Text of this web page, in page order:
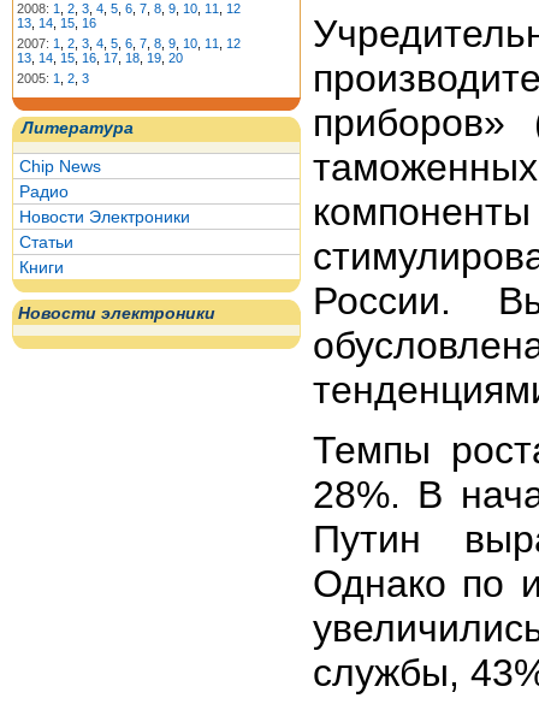
2008: 1 2 3 4 5 6 7 8 9 10 11
12
13 14 15 16
2007: 1 2 3 4 5 6 7 8 9 10 11
12
13 14 15 16 17 18 19 20
2005: 1 2 3
Литература
Chip News
Радио
Новости Электроники
Статьи
Книги
Новости электроники
приборов»
России.
Темпы
28%. В
Путин
Однако по
службы,